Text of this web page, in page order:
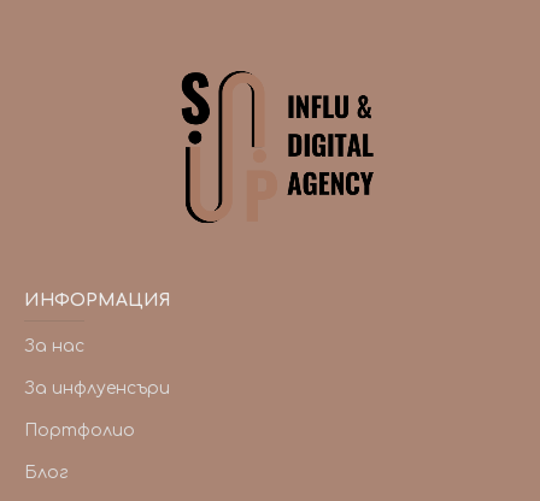
ИНФОРМАЦИЯ
За нас
За инфлуенсъри
Портфолио
Блог